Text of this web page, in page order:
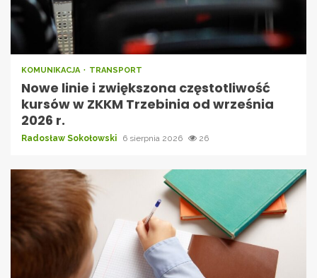
KOMUNIKACJA TRANSPORT
Nowe linie i zwiększona częstotliwość
kursów w ZKKM Trzebinia od września
2026 r.
Radosław Sokołowski 6 sierpnia 2026 26